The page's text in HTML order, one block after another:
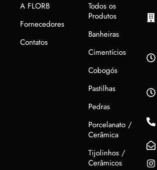
A FLORB
Fornecedores
Contatos
Todos os
Produtos
Banheiras
Cimentícios
Cobogós
Pastilhas
Pedras
Porcelanato /
Cerâmica
Tijolinhos /
Cerâmicos